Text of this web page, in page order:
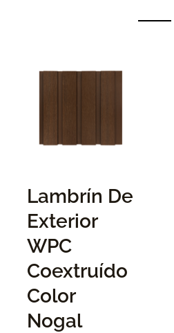
Lambrín De
Exterior
WPC
Coextruído
Color
Nogal